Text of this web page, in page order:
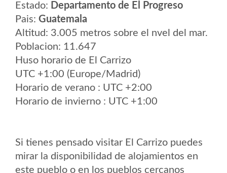
Estado: Departamento de El Progreso
Pais: Guatemala
Altitud: 3.005 metros sobre el nvel del mar.
Poblacion: 11.647
Huso horario de El Carrizo
UTC +1:00 (Europe/Madrid)
Horario de verano : UTC +2:00
Horario de invierno : UTC +1:00
Si tienes pensado visitar El Carrizo puedes
mirar la disponibilidad de alojamientos en
este pueblo o en los pueblos cercanos